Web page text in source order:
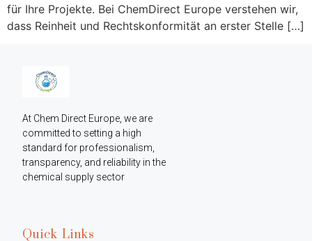
für Ihre Projekte. Bei ChemDirect Europe verstehen wir,
dass Reinheit und Rechtskonformität an erster Stelle […]
At Chem Direct Europe, we are
committed to setting a high
standard for professionalism,
transparency, and reliability in the
chemical supply sector
Quick Links